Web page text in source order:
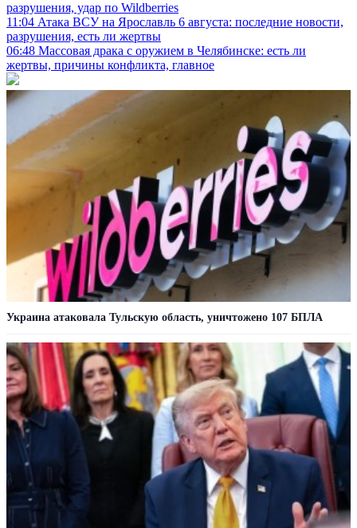
разрушения, удар по Wildberries
11:04 Атака ВСУ на Ярославль 6 августа: последние новости,
разрушения, есть ли жертвы
06:48 Массовая драка с оружием в Челябинске: есть ли
жертвы, причины конфликта, главное
Украина атаковала Тульскую область, уничтожено 107 БПЛА